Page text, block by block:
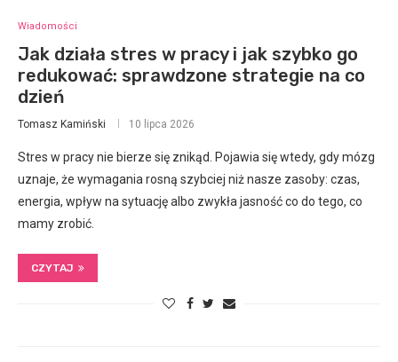
Wiadomości
Jak działa stres w pracy i jak szybko go
redukować: sprawdzone strategie na co
dzień
Tomasz Kamiński 10 lipca 2026
Stres w pracy nie bierze się znikąd. Pojawia się wtedy, gdy mózg
uznaje, że wymagania rosną szybciej niż nasze zasoby: czas,
energia, wpływ na sytuację albo zwykła jasność co do tego, co
mamy zrobić.
CZYTAJ